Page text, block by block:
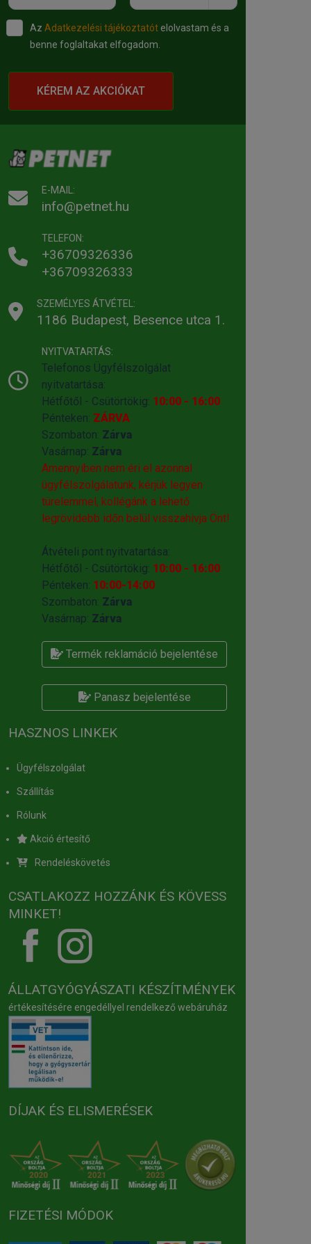
Az Adatkezelési tájékoztatót elolvastam és a
benne foglaltakat elfogadom.
KÉREM AZ AKCIÓKAT
E-MAIL:
info@petnet.hu
TELEFON:
+36709326336
+36709326333
SZEMÉLYES ÁTVÉTEL:
1186 Budapest, Besence utca 1.
NYITVATARTÁS:
Telefonos Ügyfélszolgálat
nyitvatartása:
Hétfőtől - Csütörtökig: 10:00 - 16:00
Pénteken: ZÁRVA
Szombaton: Zárva
Vasárnap: Zárva
Amennyiben nem éri el azonnal
ügyfélszolgálatunk, kérjük legyen
türelemmel, kollégánk a lehető
legrövidebb időn belül visszahivja Önt!
Átvételi pont nyitvatartása:
Hétfőtől - Csütörtökig: 10:00 - 16:00
Pénteken: 10:00-14:00
Szombaton: Zárva
Vasárnap: Zárva
Termék reklamáció bejelentése
Panasz bejelentése
HASZNOS LINKEK
Ügyfélszolgálat
Szállítás
Rólunk
Akció értesítő
Rendeléskövetés
CSATLAKOZZ HOZZÁNK ÉS KÖVESS
MINKET!
ÁLLATGYÓGYÁSZATI KÉSZÍTMÉNYEK
értékesítésére engedéllyel rendelkező webáruház
DÍJAK ÉS ELISMERÉSEK
FIZETÉSI MÓDOK